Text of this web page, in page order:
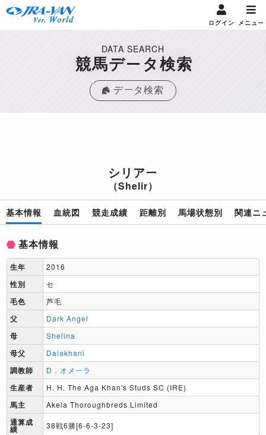
ログイン メニュー
DATA SEARCH
競馬データ検索
データ検索
シリアー
（Shelir）
基本情報 血統図 競走成績 距離別 馬場状態別 関連ニ
基本情報
生年 2016
性別 セ
毛色 芦毛
父 Dark Angel
母 Shelina
母父 Dalakhani
調教師 D．オメーラ
生産者 H. H. The Aga Khan's Studs SC (IRE)
馬主 Akela Thoroughbreds Limited
通算成
績 38戦6勝[6-6-3-23]